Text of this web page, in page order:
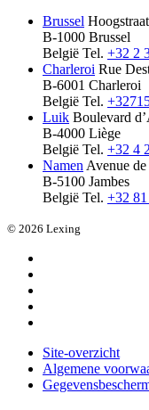
Brussel
B-1000 Brussel
België Tel. +32 2
Charleroi Rue
B-6001 Charleroi
België Tel.
Luik Boulevard
B-4000 Liège
België Tel. +32 4
Namen Avenue
B-5100 Jambes
België Tel. +32
© 2026 Lexing
Site-overzicht
Algemene